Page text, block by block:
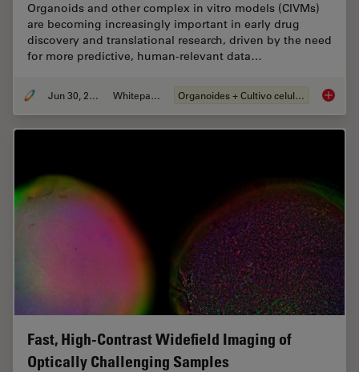
Organoids and other complex in vitro models (CIVMs)
are becoming increasingly important in early drug
discovery and translational research, driven by the need
for more predictive, human-relevant data…
Jun 30, 2026 Whitepaper Organoides + Cultivo celular 3D
Fast, High-Contrast Widefield Imaging of
Optically Challenging Samples